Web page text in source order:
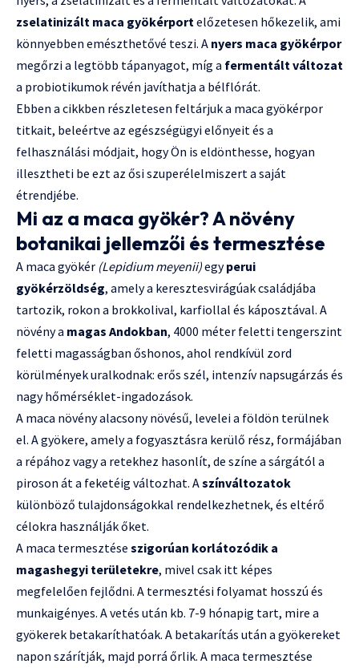
zselatinizált maca gyökérport előzetesen hőkezelik, ami
könnyebben emészthetővé teszi. A nyers maca gyökérpor
megőrzi a legtöbb tápanyagot, míg a fermentált változat
a probiotikumok révén javíthatja a bélflórát.
Ebben a cikkben részletesen feltárjuk a maca gyökérpor
titkait, beleértve az egészségügyi előnyeit és a
felhasználási módjait, hogy Ön is eldönthesse, hogyan
illesztheti be ezt az ősi szuperélelmiszert a saját
étrendjébe.
Mi az a maca gyökér? A növény
botanikai jellemzői és termesztése
A maca gyökér (Lepidium meyenii)egyperui
gyökérzöldség, amely a keresztesvirágúak családjába
tartozik, rokon a brokkolival, karfiollal és káposztával. A
növény a magas Andokban, 4000 méter feletti tengerszint
feletti magasságban őshonos, ahol rendkívül zord
körülmények uralkodnak: erős szél, intenzív napsugárzás és
nagy hőmérséklet-ingadozások.
A maca növény alacsony növésű, levelei a földön terülnek
el. A gyökere, amely a fogyasztásra kerülő rész, formájában
a répához vagy a retekhez hasonlít, de színe a sárgától a
piroson át a feketéig változhat. Aszínváltozatok
különböző tulajdonságokkal rendelkezhetnek, és eltérő
célokra használják őket.
A maca termesztése szigorúan korlátozódik a
magashegyi területekre, mivel csak itt képes
megfelelően fejlődni. A termesztési folyamat hosszú és
munkaigényes. A vetés után kb. 7-9 hónapig tart, mire a
gyökerek betakaríthatóak. A betakarítás után a gyökereket
napon szárítják, majd porrá őrlik. A maca termesztése